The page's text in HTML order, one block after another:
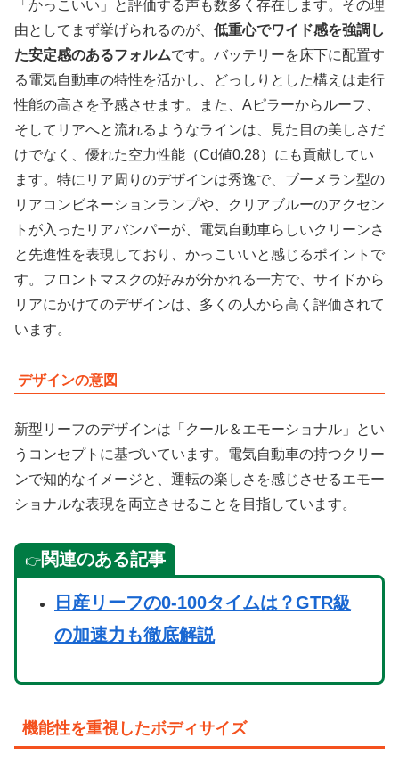
「かっこいい」と評価する声も数多く存在します。その理
由としてまず挙げられるのが、 低重心でワイド感を強調し
た安定感のあるフォルムです。バッテリーを床下に配置す
る電気自動車の特性を活かし、どっしりとした構えは走行
性能の高さを予感させます。また、Aピラーからルーフ、
そしてリアへと流れるようなラインは、
見た目の美しさだ
けでなく、優れた空力性能（Cd値0.28）にも貢献してい
ます。特にリア周りのデザインは秀逸で、ブーメラン型の
リアコンビネーションランプや、クリアブルーのアクセン
トが入ったリアバンパーが、電気自動車らしいクリーンさ
と先進性を表現しており、かっこいいと感じるポイントで
す。フロントマスクの好みが分かれる一方で、サイドから
リアにかけてのデザインは、多くの人から高く評価されて
います。
デザインの意図
新型リーフのデザインは「クール＆エモーショナル」とい
うコンセプトに基づいています。電気自動車の持つクリー
ンで知的なイメージと、運転の楽しさを感じさせるエモー
ショナルな表現を両立させることを目指しています。
👉関連のある記事
日産リーフの0-100タイムは？GTR級
の加速力も徹底解説
機能性を重視したボディサイズ